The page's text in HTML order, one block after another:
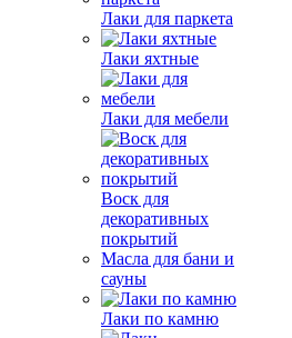
Лаки для паркета
Лаки яхтные
Лаки для мебели
Воск для
декоративных
покрытий
Масла для бани и
сауны
Лаки по камню